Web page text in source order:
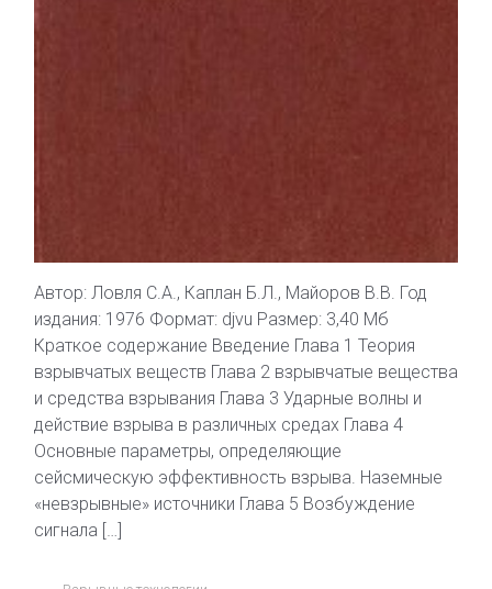
Автор: Ловля С.А., Каплан Б.Л., Майоров В.В. Год
издания: 1976 Формат: djvu Размер: 3,40 Мб
Краткое содержание Введение Глава 1 Теория
взрывчатых веществ Глава 2 взрывчатые вещества
и средства взрывания Глава 3 Ударные волны и
действие взрыва в различных средах Глава 4
Основные параметры, определяющие
сейсмическую эффективность взрыва. Наземные
«невзрывные» источники Глава 5 Возбуждение
сигнала […]